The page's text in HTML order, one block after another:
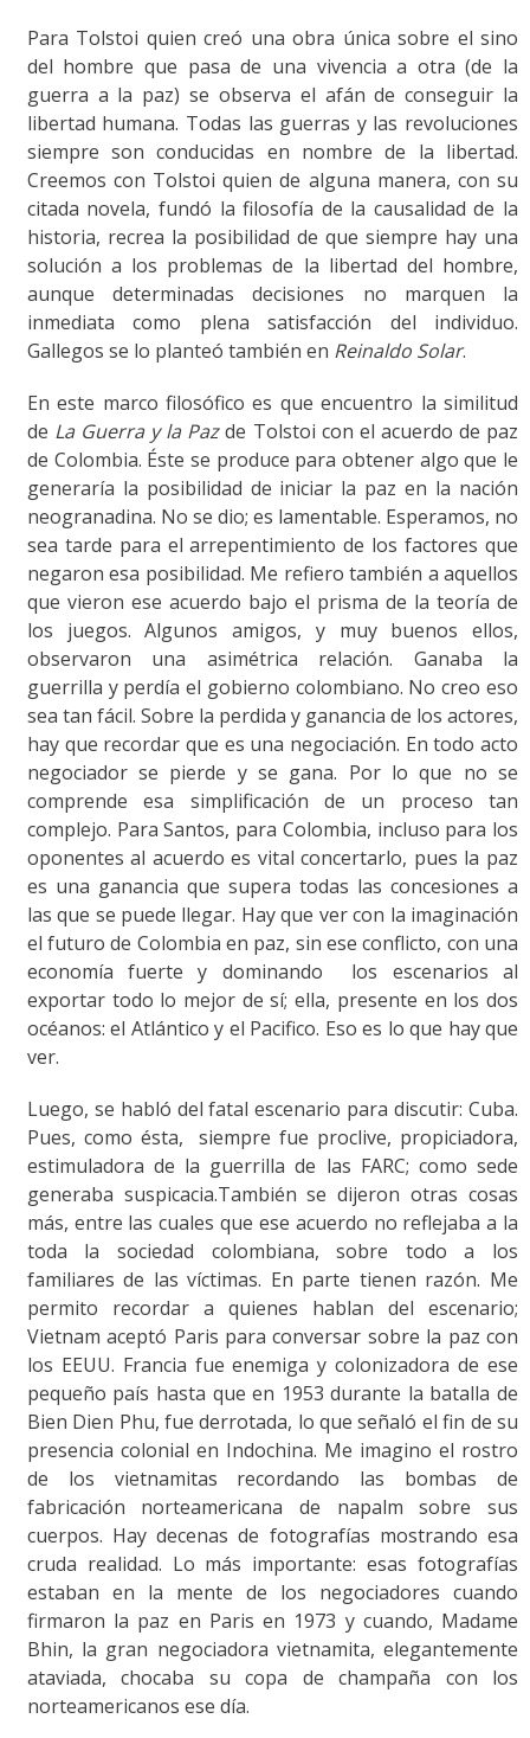
Para Tolstoi quien creó una obra única sobre el sino
del hombre que pasa de una vivencia a otra (de la
guerra a la paz) se observa el afán de conseguir la
libertad humana. Todas las guerras y las revoluciones
siempre son conducidas en nombre de la libertad.
Creemos con Tolstoi quien de alguna manera, con su
citada novela, fundó la filosofía de la causalidad de la
historia, recrea la posibilidad de que siempre hay una
solución a los problemas de la libertad del hombre,
aunque determinadas decisiones no marquen la
inmediata como plena satisfacción del individuo.
Gallegos se lo planteó también en Reinaldo Solar.
En este marco filosófico es que encuentro la similitud
de La Guerra y la Pazde Tolstoi con el acuerdo de paz
de Colombia. Éste se produce para obtener algo que le
generaría la posibilidad de iniciar la paz en la nación
neogranadina. No se dio; es lamentable. Esperamos, no
sea tarde para el arrepentimiento de los factores que
negaron esa posibilidad. Me refiero también a aquellos
que vieron ese acuerdo bajo el prisma de la teoría de
los juegos. Algunos amigos, y muy buenos ellos,
observaron una asimétrica relación. Ganaba la
guerrilla y perdía el gobierno colombiano. No creo eso
sea tan fácil. Sobre la perdida y ganancia de los actores,
hay que recordar que es una negociación. En todo acto
negociador se pierde y se gana. Por lo que no se
comprende esa simplificación de un proceso tan
complejo. Para Santos, para Colombia, incluso para los
oponentes al acuerdo es vital concertarlo, pues la paz
es una ganancia que supera todas las concesiones a
las que se puede llegar. Hay que ver con la imaginación
el futuro de Colombia en paz, sin ese conflicto, con una
economía fuerte y dominando los escenarios al
exportar todo lo mejor de sí; ella, presente en los dos
océanos: el Atlántico y el Pacifico. Eso es lo que hay que
ver.
Luego, se habló del fatal escenario para discutir: Cuba.
Pues, como ésta, siempre fue proclive, propiciadora,
estimuladora de la guerrilla de las FARC; como sede
generaba suspicacia.También se dijeron otras cosas
más, entre las cuales que ese acuerdo no reflejaba a la
toda la sociedad colombiana, sobre todo a los
familiares de las víctimas. En parte tienen razón. Me
permito recordar a quienes hablan del escenario;
Vietnam aceptó Paris para conversar sobre la paz con
los EEUU. Francia fue enemiga y colonizadora de ese
pequeño país hasta que en 1953 durante la batalla de
Bien Dien Phu, fue derrotada, lo que señaló el fin de su
presencia colonial en Indochina. Me imagino el rostro
de los vietnamitas recordando las bombas de
fabricación norteamericana de napalm sobre sus
cuerpos. Hay decenas de fotografías mostrando esa
cruda realidad. Lo más importante: esas fotografías
estaban en la mente de los negociadores cuando
firmaron la paz en Paris en 1973 y cuando, Madame
Bhin, la gran negociadora vietnamita, elegantemente
ataviada, chocaba su copa de champaña con los
norteamericanos ese día.